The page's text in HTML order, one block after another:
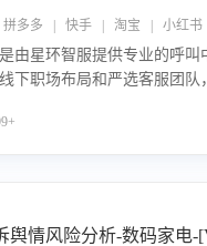
多多 | 快手 | 淘宝 | 小红书
由星环智服提供专业的呼叫
下职场布局和严选客服团队
升语音客服服务效率和质量
舆情风险分析-数码家电-